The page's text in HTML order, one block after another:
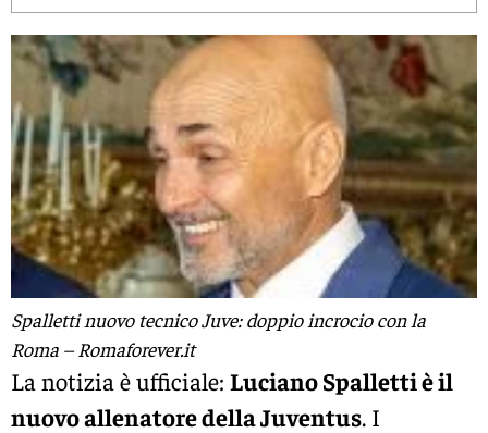
Spalletti nuovo tecnico Juve: doppio incrocio con la
Roma – Romaforever.it
La notizia è ufficiale: Luciano Spalletti è il
nuovo allenatore della Juventus. I